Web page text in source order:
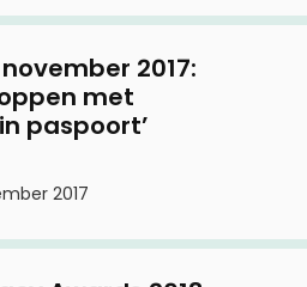
2017:
met
paspoort’
2017